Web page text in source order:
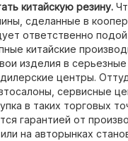
китайскую резину.
сделанные в
ответственно
китайские
изделия в
центры.
сервисные
в таких торговых
гарантией от
на авторынках